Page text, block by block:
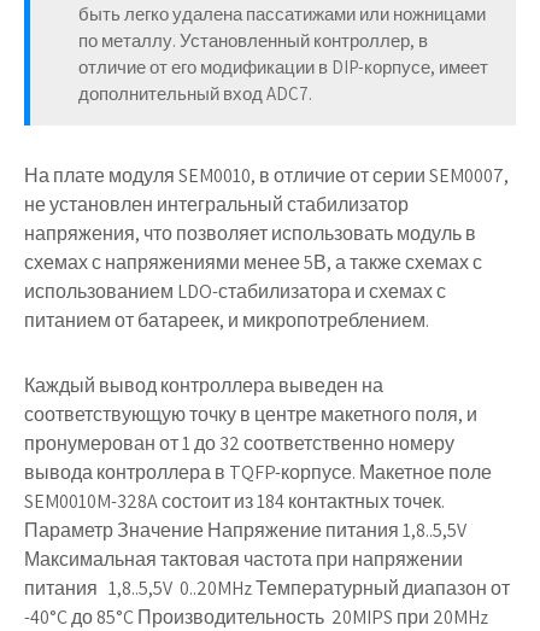
быть легко удалена пассатижами или ножницами
по металлу. Установленный контроллер, в
отличие от его модификации в DIP-корпусе, имеет
дополнительный вход ADC7.
На плате модуля SEM0010, в отличие от серии SEM0007,
не установлен интегральный стабилизатор
напряжения, что позволяет использовать модуль в
схемах с напряжениями менее 5В, а также схемах с
использованием LDO-стабилизатора и схемах с
питанием от батареек, и микропотреблением.
Каждый вывод контроллера выведен на
соответствующую точку в центре макетного поля, и
пронумерован от 1 до 32 соответственно номеру
вывода контроллера в TQFP-корпусе. Макетное поле
SEM0010M-328A состоит из 184 контактных точек.
Параметр Значение Напряжение питания 1,8..5,5V
Максимальная тактовая частота при напряжении
питания 1,8..5,5V 0..20MHz Температурный диапазон от
-40°C до 85°C Производительность 20MIPS при 20MHz